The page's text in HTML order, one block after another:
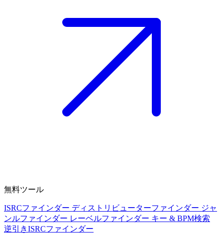
無料ツール
ISRCファインダー ディストリビューターファインダー ジャ
ンルファインダー レーベルファインダー キー & BPM検索
逆引きISRCファインダー